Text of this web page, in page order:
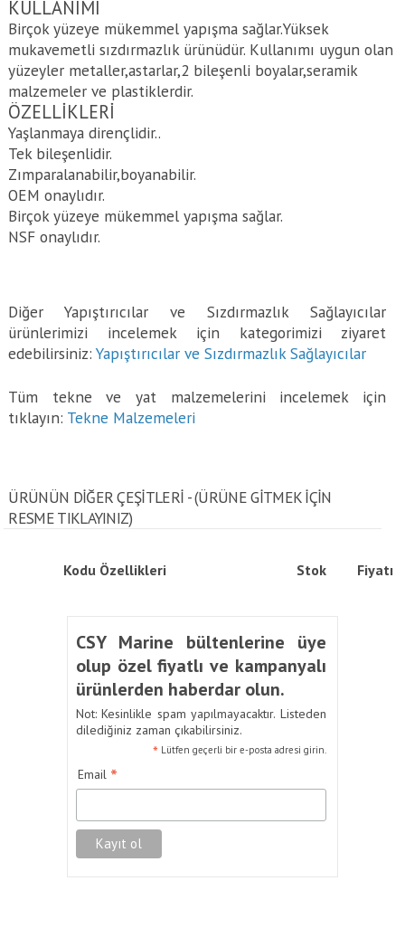
KULLANIMI
Birçok yüzeye mükemmel yapışma sağlar.Yüksek
mukavemetli sızdırmazlık ürünüdür. Kullanımı uygun olan
yüzeyler metaller,astarlar,2 bileşenli boyalar,seramik
malzemeler ve plastiklerdir.
ÖZELLİKLERİ
Yaşlanmaya dirençlidir..
Tek bileşenlidir.
Zımparalanabilir,boyanabilir.
OEM onaylıdır.
Birçok yüzeye mükemmel yapışma sağlar.
NSF onaylıdır.
Diğer Yapıştırıcılar ve Sızdırmazlık Sağlayıcılar
ürünlerimizi incelemek için kategorimizi ziyaret
edebilirsiniz:Yapıştırıcılar ve Sızdırmazlık Sağlayıcılar
Tüm tekne ve yat malzemelerini incelemek için
tıklayın: Tekne Malzemeleri
ÜRÜNÜN DİĞER ÇEŞİTLERİ - (ÜRÜNE GITMEK IÇIN
RESME TIKLAYINIZ)
Kodu Özellikleri Stok Fiyatı
CSY Marine bültenlerine üye
olup özel fiyatlı ve kampanyalı
ürünlerden haberdar olun.
Not: Kesinlikle spam yapılmayacaktır. Listeden
dilediğiniz zaman çıkabilirsiniz.
* Lütfen geçerli bir e-posta adresi girin.
Email *